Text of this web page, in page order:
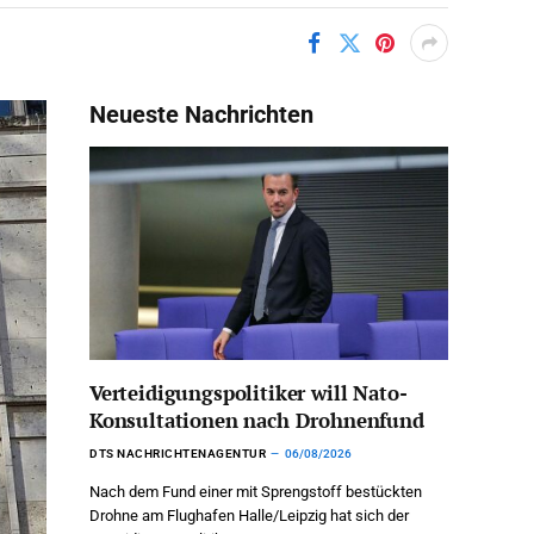
Neueste Nachrichten
Verteidigungspolitiker will Nato-
Konsultationen nach Drohnenfund
DTS NACHRICHTENAGENTUR 06/08/2026
Nach dem Fund einer mit Sprengstoff bestückten
Drohne am Flughafen Halle/Leipzig hat sich der